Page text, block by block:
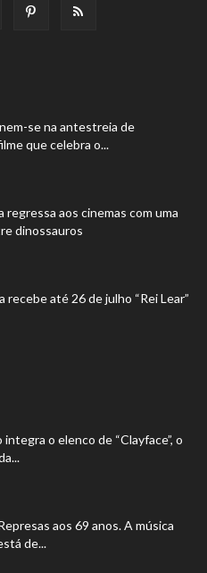
se na antestreia de
que celebra o...
regressa aos cinemas com uma
dinossauros
recebe até 26 de julho “Rei Lear”
integra o elenco de “Clayface”, o
aos 69 anos. A música
de...